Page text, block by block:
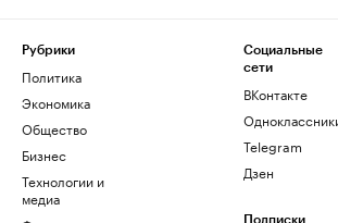
Рубрики
Политика
Экономика
Общество
Бизнес
Технологии и
медиа
Социальные
сети
ВКонтакте
Telegram
Дзен
Подписки